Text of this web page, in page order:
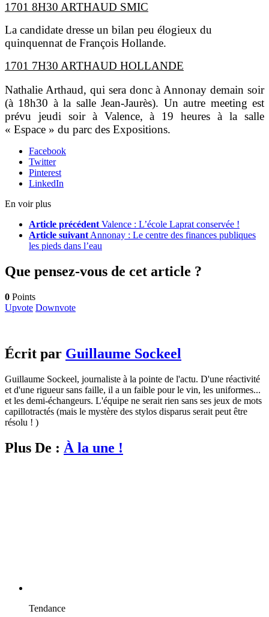
1701 8H30 ARTHAUD SMIC
La candidate dresse un bilan peu élogieux du
quinquennat de François Hollande.
1701 7H30 ARTHAUD HOLLANDE
Nathalie Arthaud, qui sera donc à Annonay demain soir
(à 18h30 à la salle Jean-Jaurès). Un autre meeting est
prévu jeudi soir à Valence, à 19 heures à la salle
« Espace » du parc des Expositions.
Facebook
Twitter
Pinterest
LinkedIn
En voir plus
Article précédent Valence : L’école Laprat conservée !
Article suivant Annonay : Le centre des finances publiques
les pieds dans l’eau
Que pensez-vous de cet article ?
0 Points
Upvote Downvote
Écrit par Guillaume Sockeel
Guillaume Sockeel, journaliste à la pointe de l'actu. D'une réactivité
et d'une rigueur sans faille, il a un faible pour le vin, les uniformes...
et les demi-échangeurs. L'équipe ne serait rien sans ses jeux de mots
capillotractés (mais le mystère des stylos disparus serait peut être
résolu ! )
Plus De : À la une !
Tendance